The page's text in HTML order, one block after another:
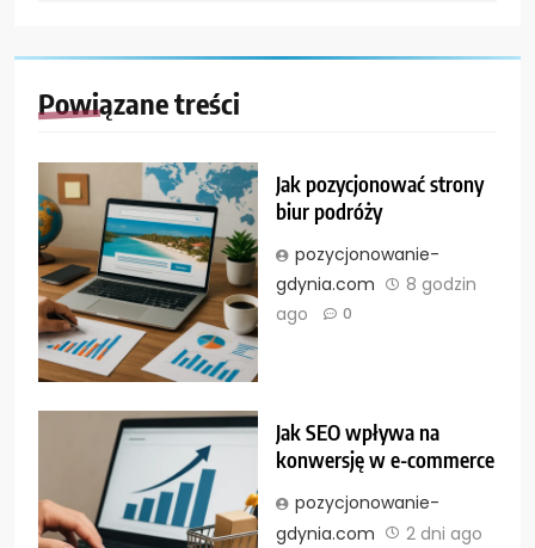
Powiązane treści
Jak pozycjonować strony
biur podróży
pozycjonowanie-
gdynia.com
8 godzin
ago
0
Jak SEO wpływa na
konwersję w e-commerce
pozycjonowanie-
gdynia.com
2 dni ago